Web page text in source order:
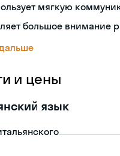
мягкую
большое внимание
и цены
язык